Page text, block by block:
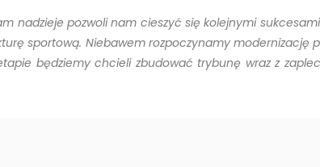
nadzieje pozwoli nam cieszyć się kolejnymi
sportową. Niebawem rozpoczynamy modernizację
będziemy chcieli zbudować trybunę wraz z